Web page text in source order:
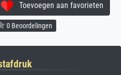
Toevoegen aan favorieten
0 Beoordelingen